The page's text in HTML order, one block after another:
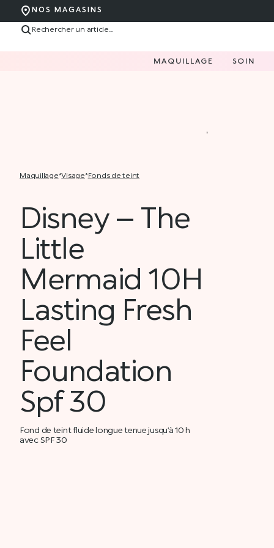
NOS MAGASINS
MAQUILLAGE SOIN
maquillage* visage* fonds de teint
Disney – The
Little
Mermaid 10H
Lasting Fresh
Feel
Foundation
Spf 30
Fond de teint fluide longue tenue jusqu’à 10 h
avec SPF 30